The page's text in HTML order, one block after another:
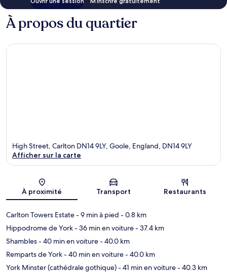
À propos du quartier
Carte
High Street, Carlton DN14 9LY, Goole, England, DN14 9LY
Afficher sur la carte
À proximité Transport Restaurants
Carlton Towers Estate- 9 min à pied - 0.8 km
Hippodrome de York- 36 min en voiture- 37.4 km
Shambles- 40 min en voiture- 40.0 km
Remparts de York- 40 min en voiture- 40.0 km
York Minster (cathédrale gothique)- 41 min en voiture- 40.3 km